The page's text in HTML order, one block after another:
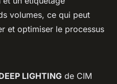
volumes, ce qui peut
et optimiser le processus
LIGHTING de CIM